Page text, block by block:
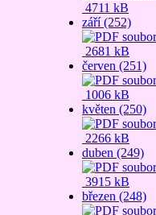
4711 kB
září (252)
2681 kB
červen (251)
1006 kB
květen (250)
2266 kB
duben (249)
3915 kB
březen (248)